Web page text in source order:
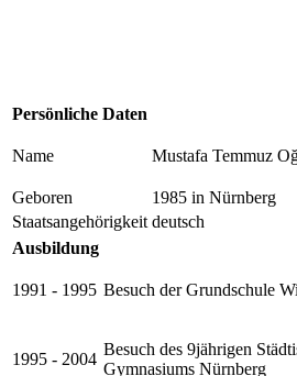
Persönliche Daten
Name Mustafa Temmuz
Geboren
1985 in Nürnberg
Staatsangehörigkeit deutsch
Ausbildung
1991 - 1995 Besuch der Grundschule
1995 - 2004
Besuch des 9jährigen
Gymnasiums Nürnberg